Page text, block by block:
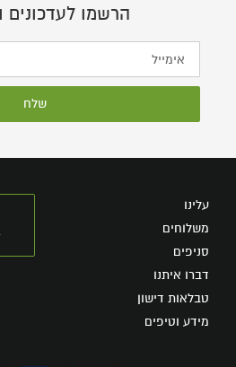
הרשמו לעדכונים
שלח
עלינו
משלוחים
סניפים
דברו איתנו
טבלאות דישון
מידע וטיפים